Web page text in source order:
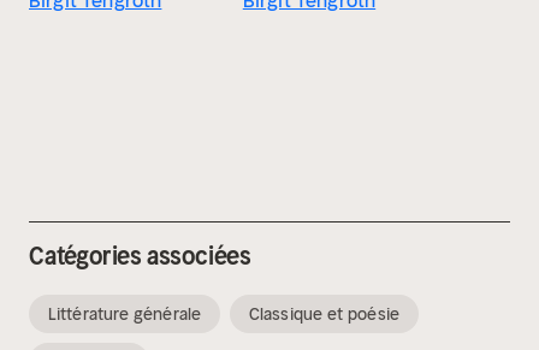
Catégories associées
Littérature générale Classique et poésie